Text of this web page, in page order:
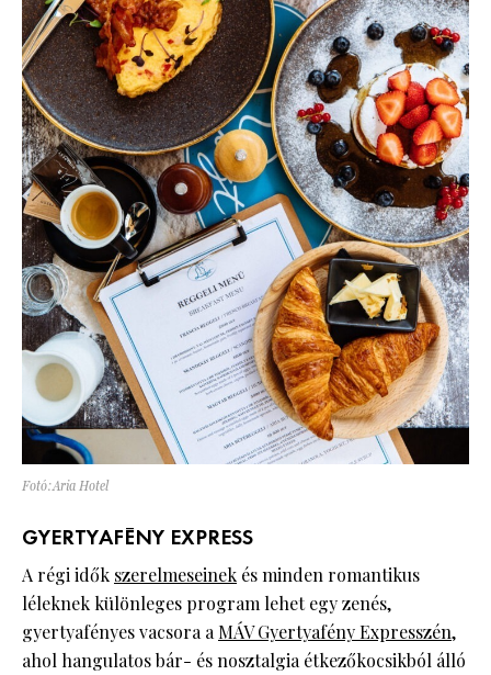
Fotó:Aria Hotel
GYERTYAFÉNY EXPRESS
A régi idők szerelmeseinek és minden romantikus
léleknek különleges program lehet egy zenés,
gyertyafényes vacsora a MÁV Gyertyafény Expresszén,
ahol hangulatos bár- és nosztalgia étkezőkocsikból álló